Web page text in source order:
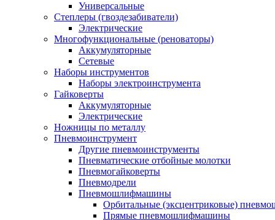
Универсальные
Степлеры (гвоздезабиватели)
Электрические
Многофункциональные (реноваторы)
Аккумуляторные
Сетевые
Наборы инструментов
Наборы электроинструмента
Гайковерты
Аккумуляторные
Электрические
Ножницы по металлу
Пневмоинструмент
Другие пневмоинструменты
Пневматические отбойные молотки
Пневмогайковерты
Пневмодрели
Пневмошлифмашины
Орбитальные (эксцентриковые)
Прямые пневмошлифмашины